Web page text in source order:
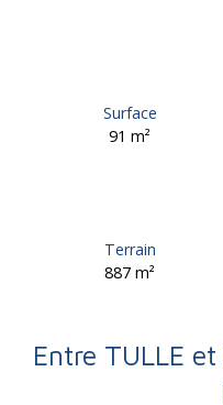
Surface
91m²
Terrain
887m²
Entre TULLE